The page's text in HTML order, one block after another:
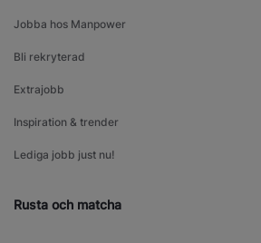
Jobba hos Manpower
Bli rekryterad
Extrajobb
Inspiration & trender
Lediga jobb just nu!
Rusta och matcha